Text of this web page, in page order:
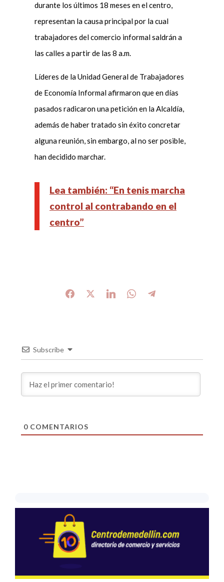
durante los últimos 18 meses en el centro,
representan la causa principal por la cual
trabajadores del comercio informal saldrán a
las calles a partir de las 8 a.m.
Líderes de la Unidad General de Trabajadores
de Economía Informal afirmaron que en días
pasados radicaron una petición en la Alcaldía,
además de haber tratado sin éxito concretar
alguna reunión, sin embargo, al no ser posible,
han decidido marchar.
Lea también: “En tenis marcha
control al contrabando en el
centro”
Subscribe
0COMENTARIOS